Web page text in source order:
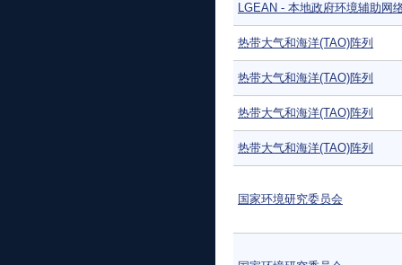
LGEAN - 本地政府环境辅助网
热带大气和海洋(TAO)阵列
热带大气和海洋(TAO)阵列
热带大气和海洋(TAO)阵列
热带大气和海洋(TAO)阵列
国家环境研究委员会